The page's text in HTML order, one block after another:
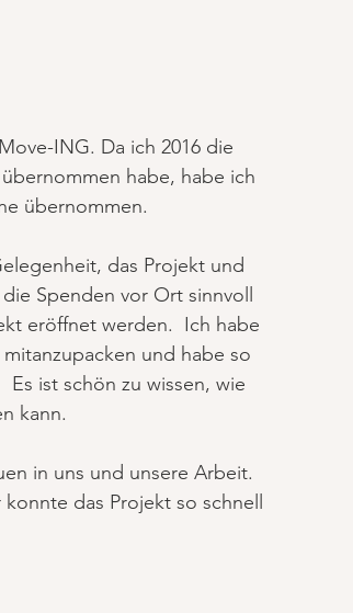
ING. Da ich 2016 die
habe, habe ich
übernommen.
das Projekt und
Spenden vor Ort sinnvoll
eröffnet werden. Ich habe
und habe so
ist schön zu wissen, wie
kann.
in uns und unsere Arbeit.
das Projekt so schnell